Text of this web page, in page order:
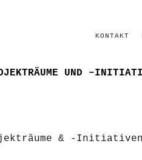
KONTAKT
UND
& -Initiativen